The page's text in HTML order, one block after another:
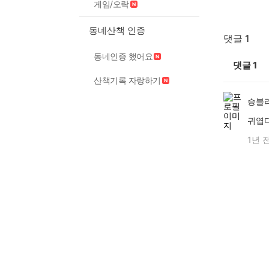
게임/오락
동네산책 인증
동네인증 했어요
산책기록 자랑하기
댓글 1
댓글1
승블
귀엽
1년 전